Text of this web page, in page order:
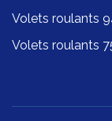
Volets roulants
Volets roulants